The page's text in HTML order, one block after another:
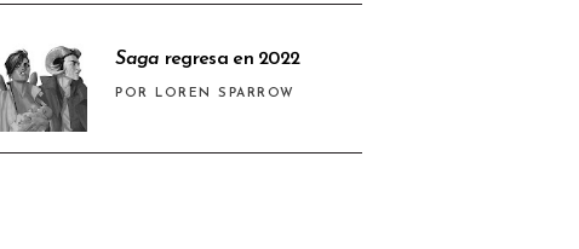
Saga regresa en 2022
POR LOREN SPARROW